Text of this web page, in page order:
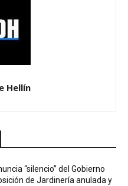
Hellín
“silencio” del Gobierno
de Jardinería anulada y